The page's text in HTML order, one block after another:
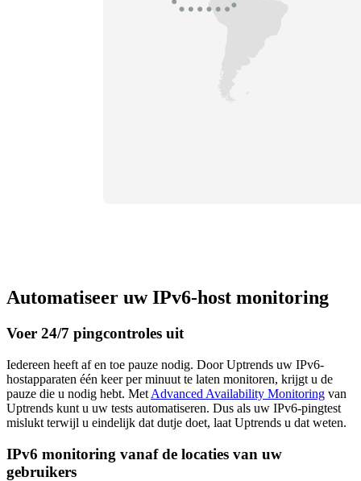
Automatiseer uw IPv6-host monitoring
Voer 24/7 pingcontroles uit
Iedereen heeft af en toe pauze nodig. Door Uptrends uw IPv6-
hostapparaten één keer per minuut te laten monitoren, krijgt u de
pauze die u nodig hebt. Met Advanced Availability Monitoring van
Uptrends kunt u uw tests automatiseren. Dus als uw IPv6-pingtest
mislukt terwijl u eindelijk dat dutje doet, laat Uptrends u dat weten.
IPv6 monitoring vanaf de locaties van uw
gebruikers